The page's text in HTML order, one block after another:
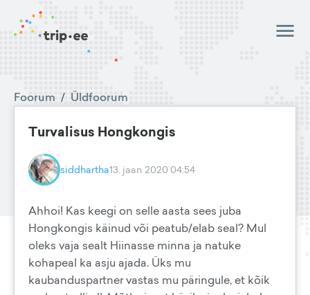
Foorum / Üldfoorum
Turvalisus Hongkongis
siddhartha13. jaan 2020 04:54
Ahhoi! Kas keegi on selle aasta sees juba
Hongkongis käinud või peatub/elab seal? Mul
oleks vaja sealt Hiinasse minna ja natuke
kohapeal ka asju ajada. Üks mu
kaubanduspartner vastas mu päringule, et kõik